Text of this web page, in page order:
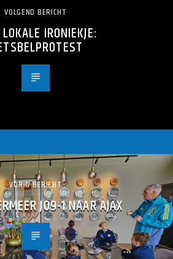
VOLGEND BERICHT
IRONIEKJE:
VORIG BERICHT
JO9-1 NAAR AJAX